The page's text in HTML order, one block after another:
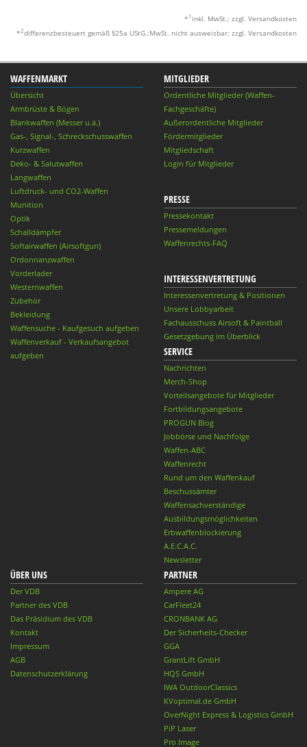
* 1 inkl. MwSt.; zzgl. Versandkosten
*2differenzbesteuert gemäß §25a UStG.;MwSt. nicht ausweisbar; zzgl. Versandkosten
WAFFENMARKT
Übersicht
Armbrüste & Bögen
Blankwaffen (Messer u.ä.)
Gas-, Signal-, Schreckschusswaffen
Kurzwaffen
Deko- & Salutwaffen
Langwaffen
Luftdruck- und CO2-Waffen
Munition
Optik
Schalldämpfer
Softairwaffen (Airsoftgun)
Ordonnanzwaffen
Vorderlader
Westernwaffen
Zubehör
Bekleidung
Waffensuche - Kaufgesuch aufgeben
Waffenverkauf - Verkaufsangebot
aufgeben
MITGLIEDER
Ordentliche Mitglieder (Waffen-
Fachgeschäfte)
Außerordentliche Mitglieder
Fördermitglieder
Mitgliedschaft
Login für Mitglieder
PRESSE
Pressekontakt
Pressemeldungen
Waffenrechts-FAQ
INTERESSENVERTRETUNG
Interessenvertretung & Positionen
Unsere Lobbyarbeit
Fachausschuss Airsoft & Paintball
Gesetzgebung im Überblick
SERVICE
Nachrichten
Merch-Shop
Vorteilsangebote für Mitglieder
Fortbildungsangebote
PROGUN Blog
Jobbörse und Nachfolge
Waffen-ABC
Waffenrecht
Rund um den Waffenkauf
Beschussämter
Waffensachverständige
Ausbildungsmöglichkeiten
Erbwaffenblockierung
A.E.C.A.C.
Newsletter
ÜBER UNS
Der VDB
Partner des VDB
Das Präsidium des VDB
Kontakt
Impressum
AGB
Datenschutzerklärung
PARTNER
Ampere AG
CarFleet24
CRONBANK AG
Der Sicherheits-Checker
GGA
GrantLift GmbH
HQS GmbH
IWA OutdoorClassics
KVoptimal.de GmbH
OverNight Express & Logistics GmbH
PiP Laser
Pro Image